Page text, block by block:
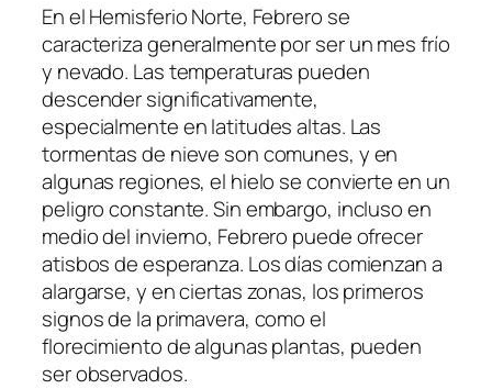
En el Hemisferio Norte, Febrero se
caracteriza generalmente por ser un mes frío
y nevado. Las temperaturas pueden
descender significativamente,
especialmente en latitudes altas. Las
tormentas de nieve son comunes, y en
algunas regiones, el hielo se convierte en un
peligro constante. Sin embargo, incluso en
medio del invierno, Febrero puede ofrecer
atisbos de esperanza. Los días comienzan a
alargarse, y en ciertas zonas, los primeros
signos de la primavera, como el
florecimiento de algunas plantas, pueden
ser observados.